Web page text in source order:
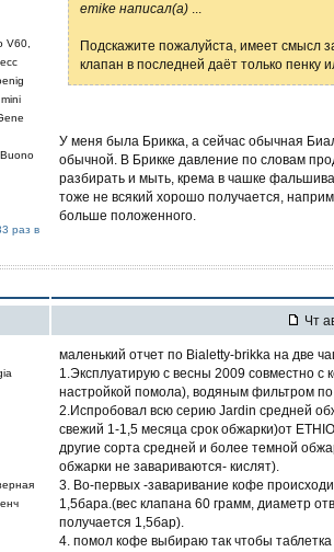
V60,
раз в
emike написал(а)
Подскажите пожалуйста, имеет смысл
клапан в последней даёт только
У меня была Брикка, а сейчас обычная
обычной. В Брикке давление по словам
разбирать и мыть, крема в чашке
тоже не всякий хорошо получается,
больше положенного.
Чт
маленький отчет по Bialetty-brikka на две
1.Эксплуатирую с весны 2009 совместно
настройкой помола), водяным фильтром по
2.Испробовал всю серию Jardin средней
свежий 1-1,5 месяца срок обжарки)от
другие сорта средней и более темной
обжарки не завариваются- кислят).
3. Во-первых -заваривание кофе
1,5бара.(вес клапана 60 грамм, диаметр
получается 1,5бар).
4. помол кофе выбираю так чтобы